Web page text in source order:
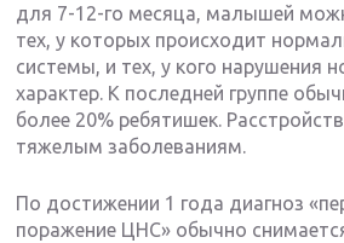
для 7-12-го месяца, малышей
тех, у которых происходит
системы, и тех, у кого нарушения
характер. К последней группе
более 20% ребятишек.
тяжелым заболеваниям.
По достижении 1 года диагноз
поражение ЦНС» обычно